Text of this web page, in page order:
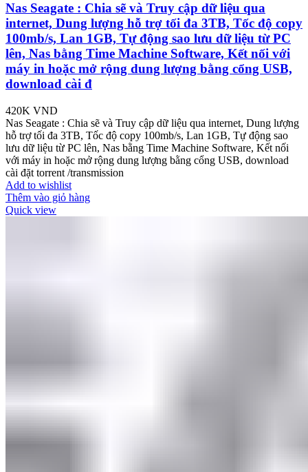
Nas Seagate : Chia sẽ và Truy cập dữ liệu qua
internet, Dung lượng hỗ trợ tối đa 3TB, Tốc độ copy
100mb/s, Lan 1GB, Tự động sao lưu dữ liệu từ PC
lên, Nas bằng Time Machine Software, Kết nối với
máy in hoặc mở rộng dung lượng bằng cổng USB,
download cài đ
420K VND
Nas Seagate : Chia sẽ và Truy cập dữ liệu qua internet, Dung lượng
hỗ trợ tối đa 3TB, Tốc độ copy 100mb/s, Lan 1GB, Tự động sao
lưu dữ liệu từ PC lên, Nas bằng Time Machine Software, Kết nối
với máy in hoặc mở rộng dung lượng bằng cổng USB, download
cài đặt torrent /transmission
Add to wishlist
Thêm vào giỏ hàng
Quick view